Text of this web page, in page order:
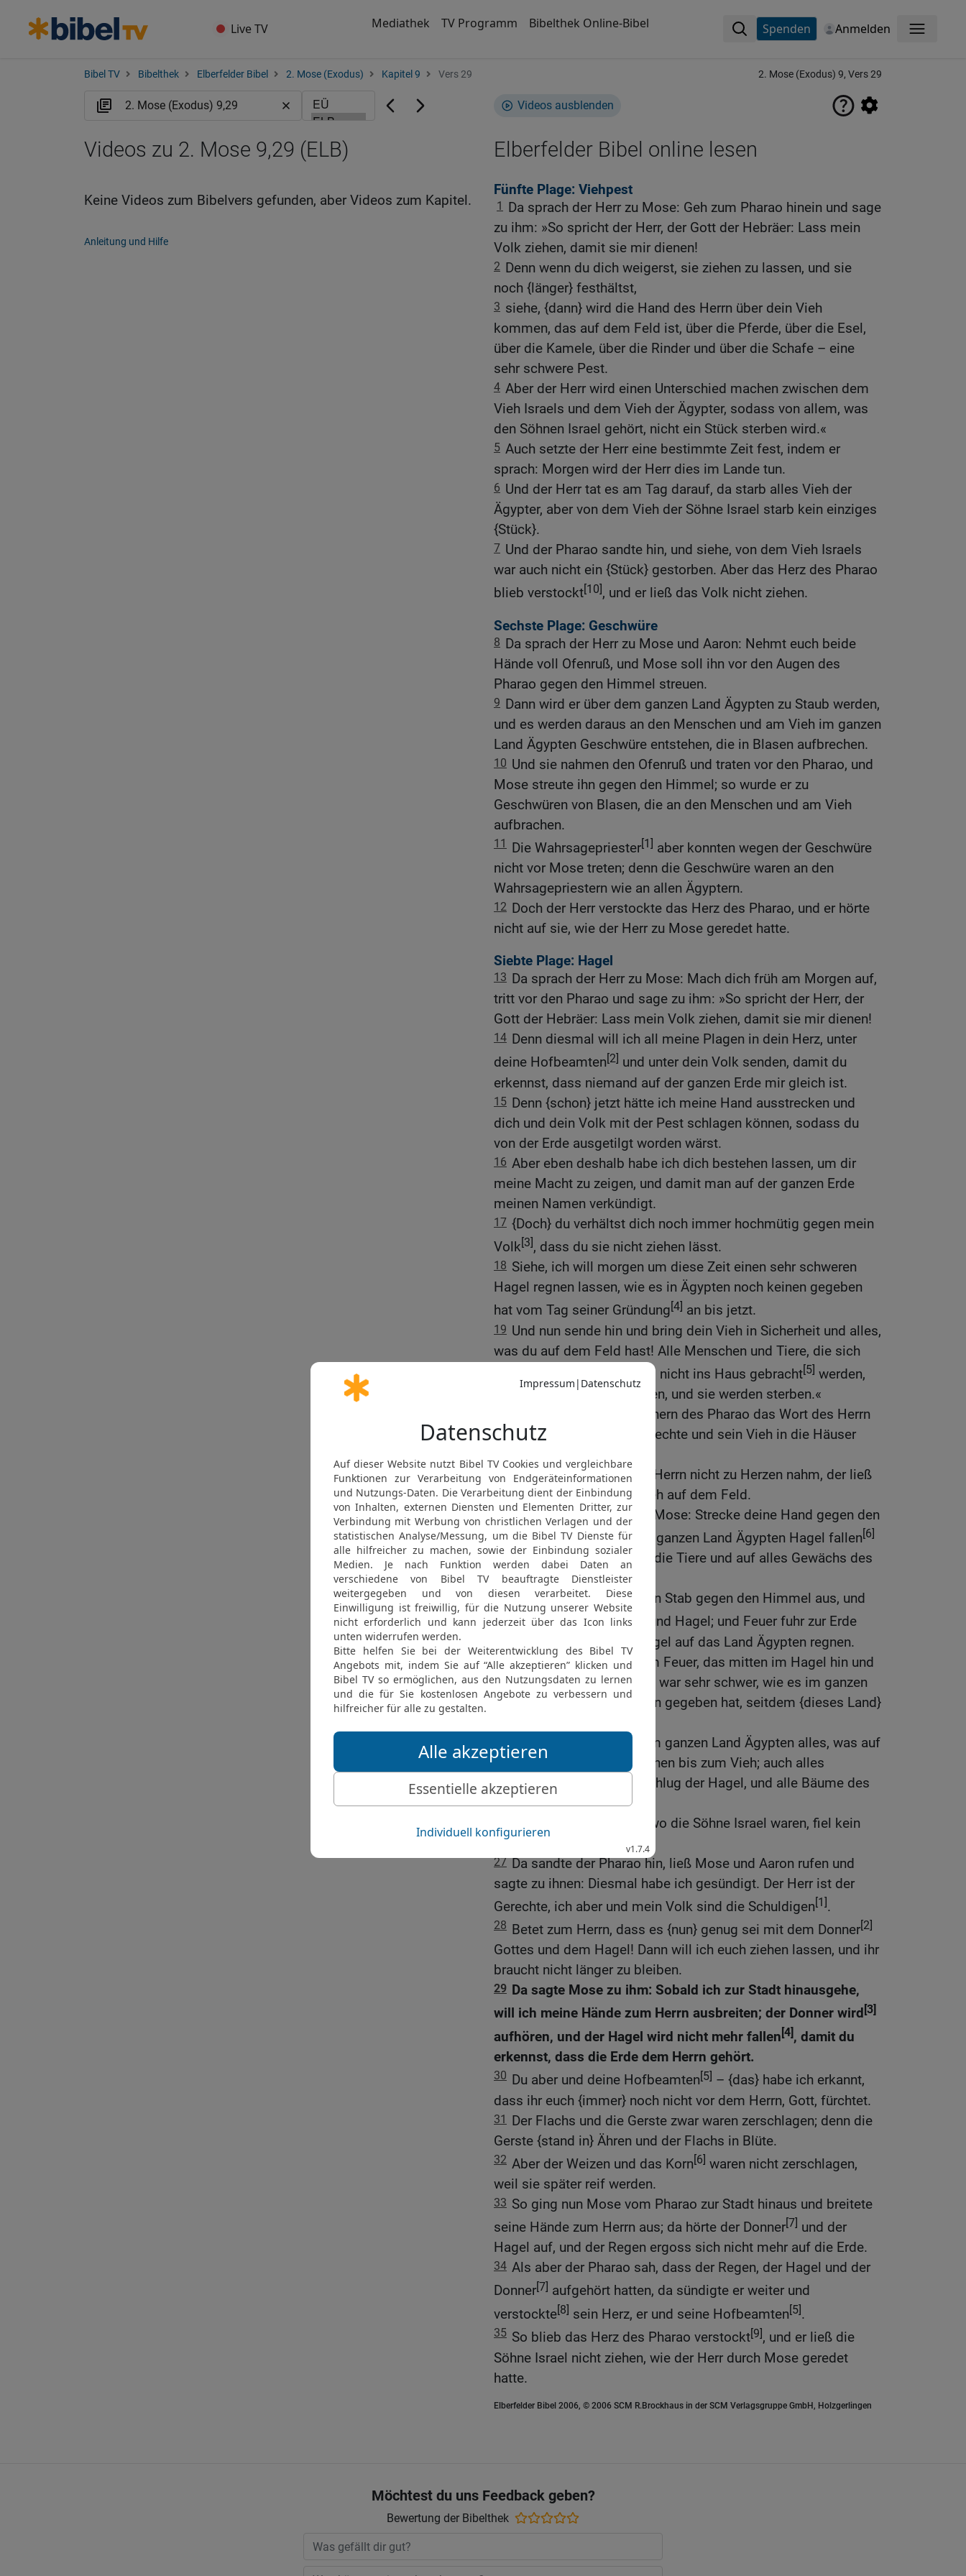
Live TV Mediathek TV Programm Bibelthek Online-Bibel Spenden Anmelden Menü
Bibel TV Bibelthek Elberfelder Bibel 2. Mose (Exodus) Kapitel 9 Vers 29 2. Mose (Exodus) 9, Vers 29
Videos ausblenden
Elberfelder Bibel online lesen
Fünfte Plage: Viehpest
1
Da sprach der Herr zu Mose: Geh zum Pharao hinein und sage
zu ihm: »So spricht der Herr, der Gott der Hebräer: Lass mein
Volk ziehen, damit sie mir dienen!
2 Denn wenn du dich weigerst, sie ziehen zu lassen, und sie
noch {länger} festhältst,
3 siehe, {dann} wird die Hand des Herrn über dein Vieh
kommen, das auf dem Feld ist, über die Pferde, über die Esel,
über die Kamele, über die Rinder und über die Schafe – eine
sehr schwere Pest.
4 Aber der Herr wird einen Unterschied machen zwischen dem
Vieh Israels und dem Vieh der Ägypter, sodass von allem, was
den Söhnen Israel gehört, nicht ein Stück sterben wird.«
5 Auch setzte der Herr eine bestimmte Zeit fest, indem er
sprach: Morgen wird der Herr dies im Lande tun.
6 Und der Herr tat es am Tag darauf, da starb alles Vieh der
Ägypter, aber von dem Vieh der Söhne Israel starb kein einziges
{Stück}.
7 Und der Pharao sandte hin, und siehe, von dem Vieh Israels
war auch nicht ein {Stück} gestorben. Aber das Herz des Pharao
blieb verstockt[10], und er ließ das Volk nicht ziehen.
Sechste Plage: Geschwüre
8 Da sprach der Herr zu Mose und Aaron: Nehmt euch beide
Hände voll Ofenruß, und Mose soll ihn vor den Augen des
Pharao gegen den Himmel streuen.
9 Dann wird er über dem ganzen Land Ägypten zu Staub werden,
und es werden daraus an den Menschen und am Vieh im ganzen
Land Ägypten Geschwüre entstehen, die in Blasen aufbrechen.
10 Und sie nahmen den Ofenruß und traten vor den Pharao, und
Mose streute ihn gegen den Himmel; so wurde er zu
Geschwüren von Blasen, die an den Menschen und am Vieh
aufbrachen.
11 Die Wahrsagepriester[1] aber konnten wegen der Geschwüre
nicht vor Mose treten; denn die Geschwüre waren an den
Wahrsagepriestern wie an allen Ägyptern.
12 Doch der Herr verstockte das Herz des Pharao, und er hörte
nicht auf sie, wie der Herr zu Mose geredet hatte.
Siebte Plage: Hagel
13 Da sprach der Herr zu Mose: Mach dich früh am Morgen auf,
tritt vor den Pharao und sage zu ihm: »So spricht der Herr, der
Gott der Hebräer: Lass mein Volk ziehen, damit sie mir dienen!
14 Denn diesmal will ich all meine Plagen in dein Herz, unter
deine Hofbeamten[2] und unter dein Volk senden, damit du
erkennst, dass niemand auf der ganzen Erde mir gleich ist.
15 Denn {schon} jetzt hätte ich meine Hand ausstrecken und
dich und dein Volk mit der Pest schlagen können, sodass du
von der Erde ausgetilgt worden wärst.
16 Aber eben deshalb habe ich dich bestehen lassen, um dir
meine Macht zu zeigen, und damit man auf der ganzen Erde
meinen Namen verkündigt.
17 {Doch} du verhältst dich noch immer hochmütig gegen mein
Volk[3], dass du sie nicht ziehen lässt.
18 Siehe, ich will morgen um diese Zeit einen sehr schweren
Hagel regnen lassen, wie es in Ägypten noch keinen gegeben
hat vom Tag seiner Gründung[4] an bis jetzt.
19 Und nun sende hin und bring dein Vieh in Sicherheit und alles,
was du auf dem Feld hast! Alle Menschen und Tiere, die sich
auf dem Feld befinden und nicht ins Haus gebracht[5] werden,
auf die wird der Hagel fallen, und sie werden sterben.«
Wer {nun} unter den Dienern des Pharao das Wort des Herrn
fürchtete, der ließ seine Knechte und sein Vieh in die Häuser
21
Wer aber das Wort des Herrn nicht zu Herzen nahm, der ließ
seine Knechte und sein Vieh auf dem Feld.
22 Und der Herr sprach zu Mose: Strecke deine Hand gegen den
Himmel aus, dann wird im ganzen Land Ägypten Hagel fallen[6]
auf die Menschen und auf die Tiere und auf alles Gewächs des
Feldes im Land Ägypten!
23 Da streckte Mose seinen Stab gegen den Himmel aus, und
der Herr sandte Donner
und Hagel; und Feuer fuhr zur Erde
nieder. So ließ der Herr Hagel auf das Land Ägypten regnen.
24
Und mit dem Hagel kam Feuer, das mitten im Hagel hin und
her zuckte; {und der Hagel} war sehr schwer, wie es im ganzen
Land Ägypten {noch} keinen gegeben hat, seitdem {dieses Land}
Und der Hagel schlug im ganzen Land Ägypten alles, was auf
dem Feld war, vom Menschen bis zum Vieh; auch alles
Gewächs des Feldes zerschlug der Hagel, und alle Bäume des
Feldes zerbrach er.
Nur im Land Goschen, wo die Söhne Israel waren, fiel kein
Hagel.
27 Da sandte der Pharao hin, ließ Mose und Aaron rufen und
sagte zu ihnen: Diesmal habe ich gesündigt. Der Herr ist der
Gerechte, ich aber und mein Volk sind die Schuldigen[1].
28 Betet zum Herrn, dass es {nun} genug sei mit dem Donner[2]
Gottes und dem Hagel! Dann will ich euch ziehen lassen, und ihr
braucht nicht länger zu bleiben.
29 Da sagte Mose zu ihm: Sobald ich zur Stadt hinausgehe,
will ich meine Hände zum Herrn ausbreiten; der Donner wird [3]
aufhören, und der Hagel wird nicht mehr fallen [4], damit du
erkennst, dass die Erde dem Herrn gehört.
30 Du aber und deine Hofbeamten[5] – {das} habe ich erkannt,
dass ihr euch {immer} noch nicht vor dem Herrn, Gott, fürchtet.
31 Der Flachs und die Gerste zwar waren zerschlagen; denn die
Gerste {stand in} Ähren und der Flachs in Blüte.
32 Aber der Weizen und das Korn[6] waren nicht zerschlagen,
weil sie später reif werden.
33 So ging nun Mose vom Pharao zur Stadt hinaus und breitete
seine Hände zum Herrn aus; da hörte der Donner[7] und der
Hagel auf, und der Regen ergoss sich nicht mehr auf die Erde.
34 Als aber der Pharao sah, dass der Regen, der Hagel und der
Donner[7] aufgehört hatten, da sündigte er weiter und
verstockte[8] sein Herz, er und seine Hofbeamten[5].
35 So blieb das Herz des Pharao verstockt[9], und er ließ die
Söhne Israel nicht ziehen, wie der Herr durch Mose geredet
hatte.
Elberfelder Bibel 2006, © 2006 SCM R.Brockhaus in der SCM Verlagsgruppe GmbH, Holzgerlingen
Videos zu 2. Mose 9,29 (ELB)
Keine Videos zum Bibelvers gefunden, aber Videos zum Kapitel.
Anleitung und Hilfe
Möchtest du uns Feedback geben?
Bewertung der Bibelthek